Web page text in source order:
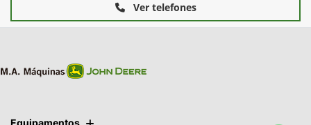
Ver telefones